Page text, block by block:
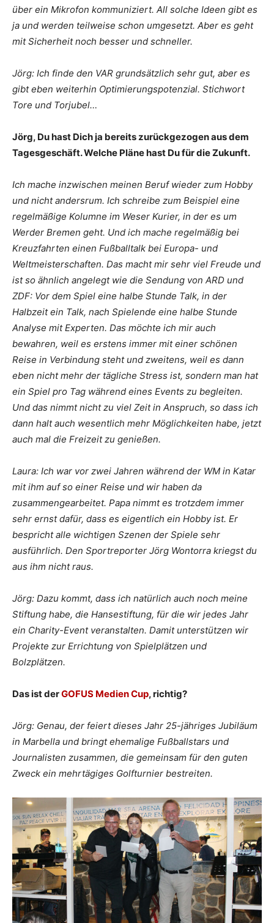
über ein Mikrofon kommuniziert. All solche Ideen gibt es
ja und werden teilweise schon umgesetzt. Aber es geht
mit Sicherheit noch besser und schneller.
Jörg: Ich finde den VAR grundsätzlich sehr gut, aber es
gibt eben weiterhin Optimierungspotenzial. Stichwort
Tore und Torjubel…
Jörg, Du hast Dich ja bereits zurückgezogen aus dem
Tagesgeschäft. Welche Pläne hast Du für die Zukunft.
Ich mache inzwischen meinen Beruf wieder zum Hobby
und nicht andersrum. Ich schreibe zum Beispiel eine
regelmäßige Kolumne im Weser Kurier, in der es um
Werder Bremen geht. Und ich mache regelmäßig bei
Kreuzfahrten einen Fußballtalk bei Europa- und
Weltmeisterschaften. Das macht mir sehr viel Freude und
ist so ähnlich angelegt wie die Sendung von ARD und
ZDF: Vor dem Spiel eine halbe Stunde Talk, in der
Halbzeit ein Talk, nach Spielende eine halbe Stunde
Analyse mit Experten. Das möchte ich mir auch
bewahren, weil es erstens immer mit einer schönen
Reise in Verbindung steht und zweitens, weil es dann
eben nicht mehr der tägliche Stress ist, sondern man hat
ein Spiel pro Tag während eines Events zu begleiten.
Und das nimmt nicht zu viel Zeit in Anspruch, so dass ich
dann halt auch wesentlich mehr Möglichkeiten habe, jetzt
auch mal die Freizeit zu genießen.
Laura: Ich war vor zwei Jahren während der WM in Katar
mit ihm auf so einer Reise und wir haben da
zusammengearbeitet. Papa nimmt es trotzdem immer
sehr ernst dafür, dass es eigentlich ein Hobby ist. Er
bespricht alle wichtigen Szenen der Spiele sehr
ausführlich. Den Sportreporter Jörg Wontorra kriegst du
aus ihm nicht raus.
Jörg: Dazu kommt, dass ich natürlich auch noch meine
Stiftung habe, die Hansestiftung, für die wir jedes Jahr
ein Charity-Event veranstalten. Damit unterstützen wir
Projekte zur Errichtung von Spielplätzen und
Bolzplätzen.
Das ist derGOFUS Medien Cup, richtig?
Jörg: Genau, der feiert dieses Jahr 25-jähriges Jubiläum
in Marbella und bringt ehemalige Fußballstars und
Journalisten zusammen, die gemeinsam für den guten
Zweck ein mehrtägiges Golfturnier bestreiten.